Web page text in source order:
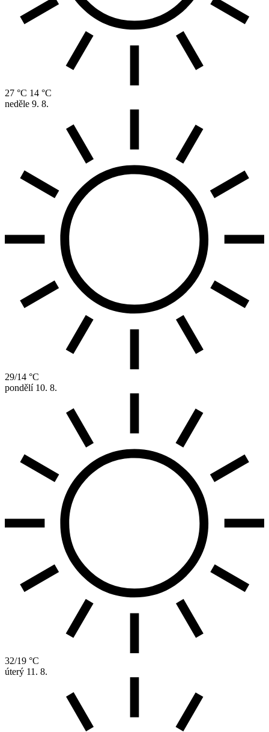
27 °C 14 °C
neděle 9. 8.
29/14 °C
pondělí 10. 8.
32/19 °C
úterý 11. 8.